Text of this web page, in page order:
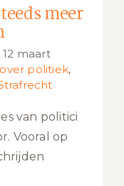
meer
12 maart
politiek,
van politici
Vooral op